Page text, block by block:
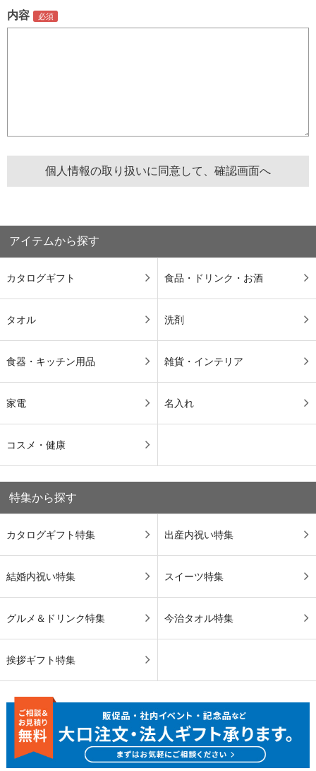
内容
アイテムから探す
カタログギフト 食品・ドリンク・お酒
タオル 洗剤
食器・キッチン用品 雑貨・インテリア
家電 名入れ
コスメ・健康
特集から探す
カタログギフト特集 出産内祝い特集
結婚内祝い特集 スイーツ特集
グルメ＆ドリンク特集 今治タオル特集
挨拶ギフト特集